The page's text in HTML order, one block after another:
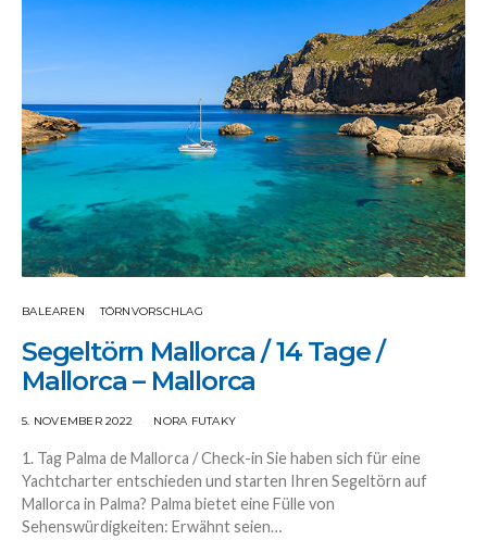
BALEAREN TÖRNVORSCHLAG
Segeltörn Mallorca / 14 Tage /
Mallorca – Mallorca
5. NOVEMBER 2022 NORA FUTAKY
1. Tag Palma de Mallorca / Check-in Sie haben sich für eine
Yachtcharter entschieden und starten Ihren Segeltörn auf
Mallorca in Palma? Palma bietet eine Fülle von
Sehenswürdigkeiten: Erwähnt seien…